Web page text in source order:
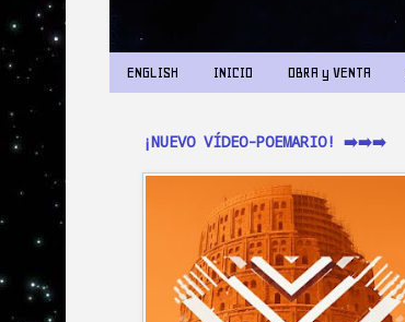
ENGLISH INICIO OBRA y VENTA
¡NUEVO VÍDEO-POEMARIO! ➡️➡️➡️